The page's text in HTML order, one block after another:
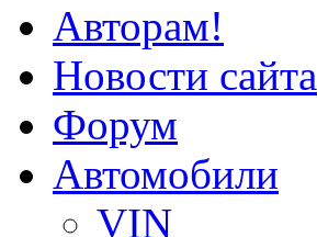
Авторам!
Новости сайта
Форум
Автомобили
VIN